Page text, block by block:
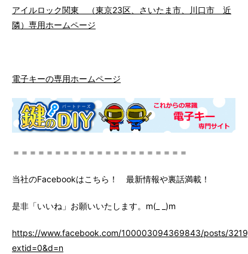
アイルロック関東 （東京23区、さいたま市、川口市 近
隣）専用ホームページ
電子キーの専用ホームページ
＝＝＝＝＝＝＝＝＝＝＝＝＝＝＝＝＝＝＝＝＝
当社のFacebookはこちら！ 最新情報や裏話満載！
是非「いいね」お願いいたします。m(_ _)m
https://www.facebook.com/100003094369843/posts/
extid=0&d=n